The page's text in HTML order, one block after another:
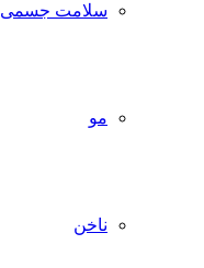
سلامت جسمی
مو
ناخن